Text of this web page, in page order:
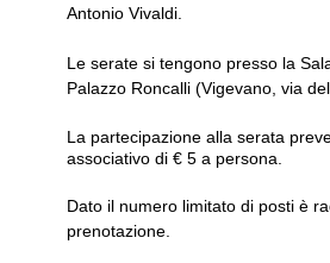
Antonio Vivaldi.
Le serate si tengono presso la
Palazzo Roncalli (Vigevano, via
La partecipazione alla serata
associativo di € 5 a persona.
Dato il numero limitato di posti è
prenotazione.